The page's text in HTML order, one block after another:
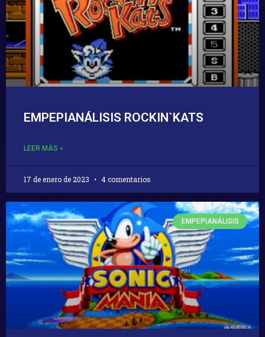
EMPEPIANÁLISIS ROCKIN`KATS
LEER MÁS »
17 de enero de 2023 4 comentarios
EMPEPIANÁLISIS